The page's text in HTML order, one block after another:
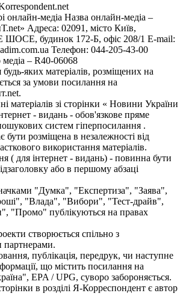
онлайн-медіа Назва онлайн-медіа –
Адреса: 02091, місто Київ,
будинок 172-Б, офіс 208/1 E-mail:
Телефон: 044-205-43-00
медіа – R40-06068
яких матеріалів, розміщених на
за умови посилання на
матеріалів зі сторінки « Новини України
- видань - обов'язкове пряме
систем гіперпосилання .
бути розміщена в незалежності від
використання матеріалів.
( для інтернет - видань) - повинна бути
або в першому абзаці
"Думка", "Експертиза", "Заява",
"Влада", "Вибори", "Тест-драйв",
"Промо" публікуються на правах
створюється спільно з
партнерами.
публікація, передрук, чи наступне
що містить посилання на
EPA / UPG, суворо забороняється.
в розділі Я-Корреспондент є автор